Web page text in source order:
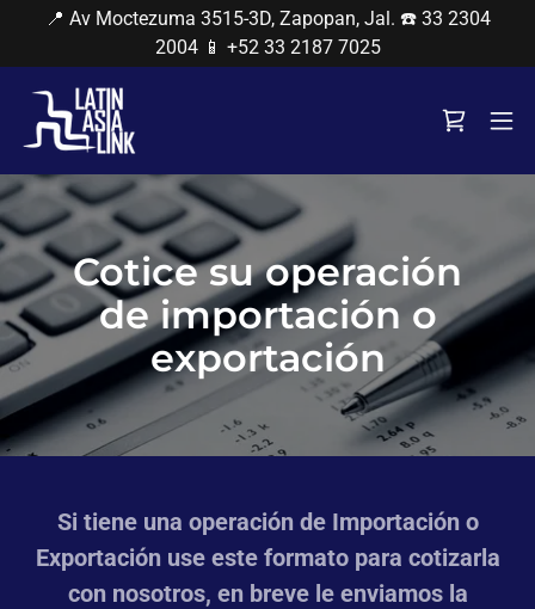
📍 Av Moctezuma 3515-3D, Zapopan, Jal. ☎️ 33 2304
2004 📱 +52 33 2187 7025
Cotice su operación
de importación o
exportación
Si tiene una operación de Importación o
Exportación use este formato para cotizarla
con nosotros, en breve le enviamos la